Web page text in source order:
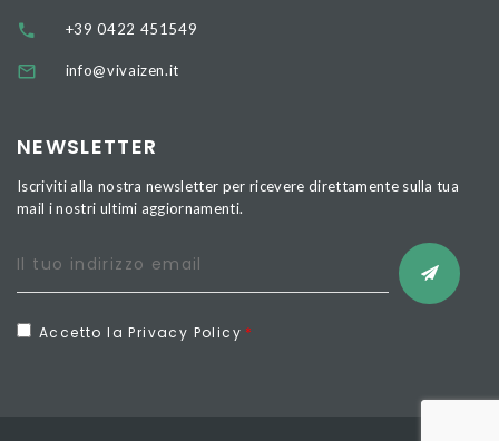
+39 0422 451549
info@vivaizen.it
NEWSLETTER
Iscriviti alla nostra newsletter per ricevere direttamente sulla tua
mail i nostri ultimi aggiornamenti.
Accetto la Privacy Policy